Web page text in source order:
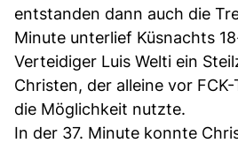
entstanden dann auch die
Minute unterlief Küsnachts
Verteidiger Luis Welti ein
Christen, der alleine vor
die Möglichkeit nutzte.
In der 37. Minute konnte